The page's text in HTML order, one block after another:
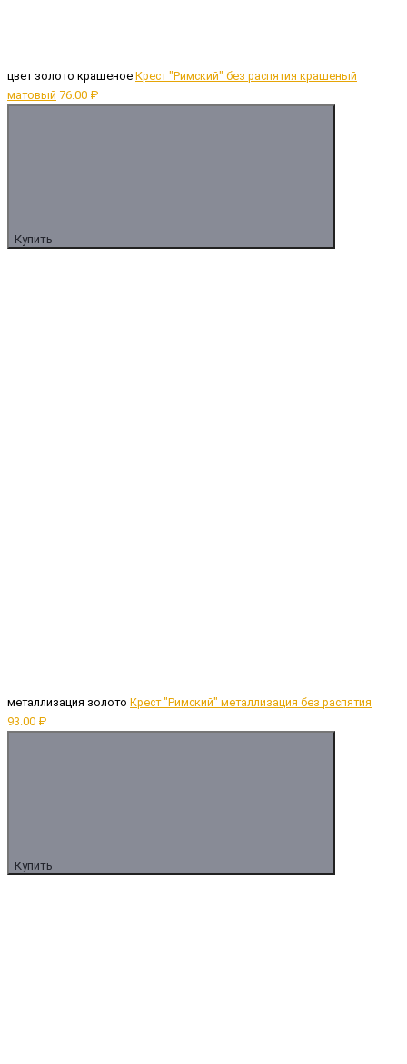
цвет золото крашеное Крест "Римский" без распятия крашеный
матовый 76.00 ₽
Купить
металлизация золото Крест "Римский" металлизация без распятия
93.00 ₽
Купить